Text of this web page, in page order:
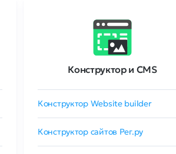
Конструктор и CMS
Конструктор Website builder
Конструктор сайтов Рег.ру